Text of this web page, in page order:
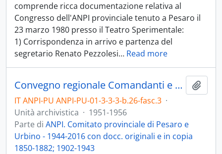
comprende ricca documentazione relativa al
Congresso dell'ANPI provinciale tenuto a Pesaro il
23 marzo 1980 presso il Teatro Sperimentale:
1) Corrispondenza in arrivo e partenza del
segretario Renato Pezzolesi… Read more
Convegno regionale Comandanti e dirigenti partigiani 1951-1956
IT ANPI-PU ANPI-PU-01-3-3-3-b.26-fasc.3 ·
Unità archivistica · 1951-1956
Parte di ANPI. Comitato provinciale di Pesaro e
Urbino - 1944-2016 con docc. originali e in copia
1850-1882; 1902-1943